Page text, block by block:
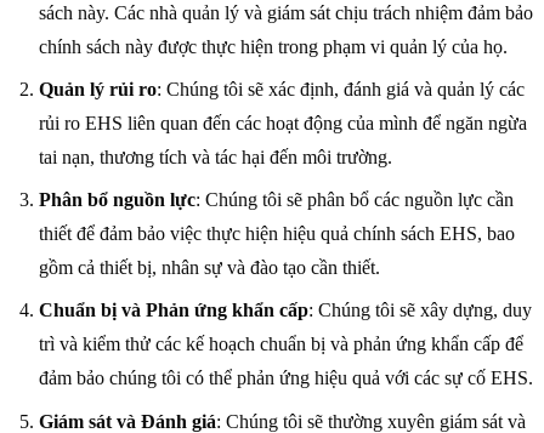
sách này. Các nhà quản lý và giám sát chịu trách nhiệm đảm bảo
chính sách này được thực hiện trong phạm vi quản lý của họ.
Quản lý rủi ro: Chúng tôi sẽ xác định, đánh giá và quản lý các
rủi ro EHS liên quan đến các hoạt động của mình để ngăn ngừa
tai nạn, thương tích và tác hại đến môi trường.
Phân bổ nguồn lực: Chúng tôi sẽ phân bổ các nguồn lực cần
thiết để đảm bảo việc thực hiện hiệu quả chính sách EHS, bao
gồm cả thiết bị, nhân sự và đào tạo cần thiết.
Chuẩn bị và Phản ứng khẩn cấp: Chúng tôi sẽ xây dựng, duy
trì và kiểm thử các kế hoạch chuẩn bị và phản ứng khẩn cấp để
đảm bảo chúng tôi có thể phản ứng hiệu quả với các sự cố EHS.
Giám sát và Đánh giá: Chúng tôi sẽ thường xuyên giám sát và